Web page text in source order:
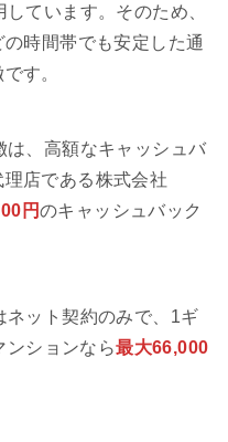
ています。そのため、
時間帯でも安定した通
す。
は、高額なキャッシュバ
店である株式会社
円のキャッシュバック
ット契約のみで、1ギ
ンションなら最大66,000